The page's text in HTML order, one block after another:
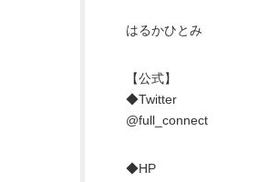
はるかひとみ
【公式】
◆Twitter
@full_connect
◆HP